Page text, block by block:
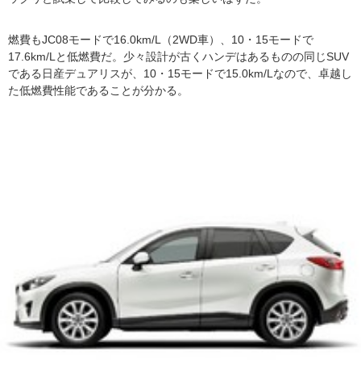
燃費もJC08モードで16.0km/L（2WD車）、10・15モードで
17.6km/Lと低燃費だ。少々設計が古くハンデはあるものの同じSUV
である日産デュアリスが、10・15モードで15.0km/Lなので、卓越し
た低燃費性能であることが分かる。